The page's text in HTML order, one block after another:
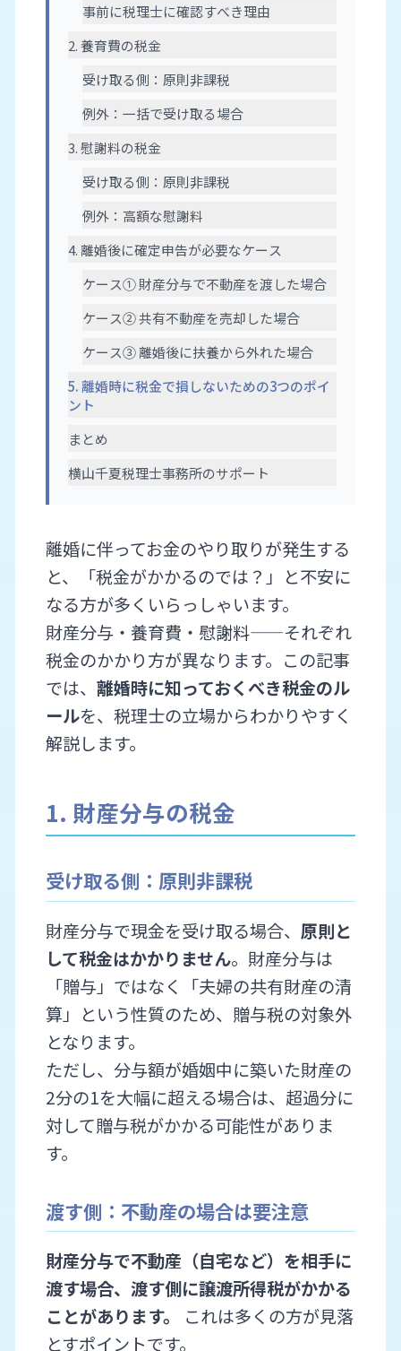
事前に税理士に確認すべき理由
2. 養育費の税金
受け取る側：原則非課税
例外：一括で受け取る場合
3. 慰謝料の税金
受け取る側：原則非課税
例外：高額な慰謝料
4. 離婚後に確定申告が必要なケース
ケース① 財産分与で不動産を渡した場合
ケース② 共有不動産を売却した場合
ケース③ 離婚後に扶養から外れた場合
5. 離婚時に税金で損しないための3つのポイ
ント
まとめ
横山千夏税理士事務所のサポート
離婚に伴ってお金のやり取りが発生する
と、「税金がかかるのでは？」と不安に
なる方が多くいらっしゃいます。
財産分与・養育費・慰謝料——それぞれ
税金のかかり方が異なります。この記事
では、 離婚時に知っておくべき税金のル
ールを、税理士の立場からわかりやすく
解説します。
1. 財産分与の税金
受け取る側：原則非課税
財産分与で現金を受け取る場合、 原則と
して税金はかかりません。財産分与は
「贈与」ではなく「夫婦の共有財産の清
算」という性質のため、贈与税の対象外
となります。
ただし、分与額が婚姻中に築いた財産の
2分の1を大幅に超える場合は、超過分に
対して贈与税がかかる可能性がありま
す。
渡す側：不動産の場合は要注意
財産分与で不動産（自宅など）を相手に
渡す場合、渡す側に譲渡所得税がかかる
ことがあります。
これは多くの方が見落
とすポイントです。